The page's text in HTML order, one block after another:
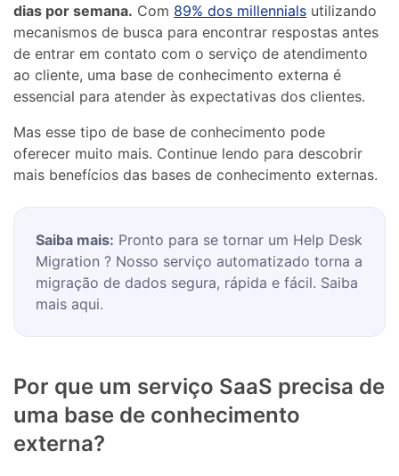
dias por semana. Com 89% dos millennials utilizando
mecanismos de busca para encontrar respostas antes
de entrar em contato com o serviço de atendimento
ao cliente, uma base de conhecimento externa é
essencial para atender às expectativas dos clientes.
Mas esse tipo de base de conhecimento pode
oferecer muito mais. Continue lendo para descobrir
mais benefícios das bases de conhecimento externas.
Saiba mais: Pronto para se tornar um Help Desk
Migration ? Nosso serviço automatizado torna a
migração de dados segura, rápida e fácil. Saiba
mais aqui.
Por que um serviço SaaS precisa de
uma base de conhecimento
externa?